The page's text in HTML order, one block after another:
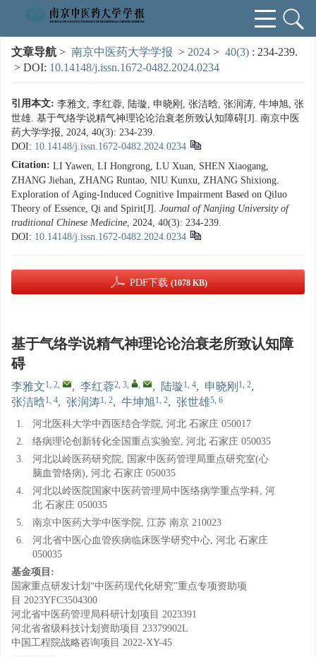
文章导航 > 南京中医药大学学报 > 2024 > 40(3) : 234-239.
> DOI: 10.14148/j.issn.1672-0482.2024.0234
引用本文: 李雅文, 李红蓉, 陆璇, 申晓刚, 张洁晗, 张润涛, 牛坤旭, 张
世雄. 基于气络学说精气神理论论治衰老所致认知障碍[J]. 南京中医
药大学学报, 2024, 40(3): 234-239.
DOI: 10.14148/j.issn.1672-0482.2024.0234
Citation: LI Yawen, LI Hongrong, LU Xuan, SHEN Xiaogang,
ZHANG Jiehan, ZHANG Runtao, NIU Kunxu, ZHANG Shixiong.
Exploration of Aging-Induced Cognitive Impairment Based on Qiluo
Theory of Essence, Qi and Spirit[J]. Journal of Nanjing University of
traditional Chinese Medicine, 2024, 40(3): 234-239.
DOI: 10.14148/j.issn.1672-0482.2024.0234
PDF下载 (1078 KB)
基于气络学说精气神理论论治衰老所致认知障
碍
李雅文1, 2, , 李红蓉2, 3, , , 陆璇1, 4, 申晓刚 1, 2,
张洁晗1, 4, 张润涛1, 2, 牛坤旭1, 2, 张世雄5, 6
1.
河北医科大学中西医结合学院, 河北 石家庄 050017
2.
络病理论创新转化全国重点实验室, 河北 石家庄 050035
3.
河北以岭医药研究院, 国家中医药管理局重点研究室(心
脑血管络病), 河北 石家庄 050035
4.
河北以岭医院国家中医药管理局中医络病学重点学科, 河
北 石家庄 050035
5.
南京中医药大学中医学院, 江苏 南京 210023
6.
河北省中医心血管疾病临床医学研究中心, 河北 石家庄
050035
基金项目:
国家重点研发计划“中医药现代化研究”重点专项资助项
目 2023YFC3504300
河北省中医药管理局科研计划项目 2023391
河北省省级科技计划资助项目 23379902L
中国工程院战略咨询项目 2022-XY-45